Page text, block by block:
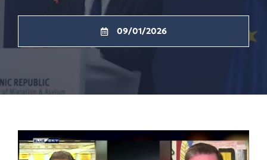
09/01/2026